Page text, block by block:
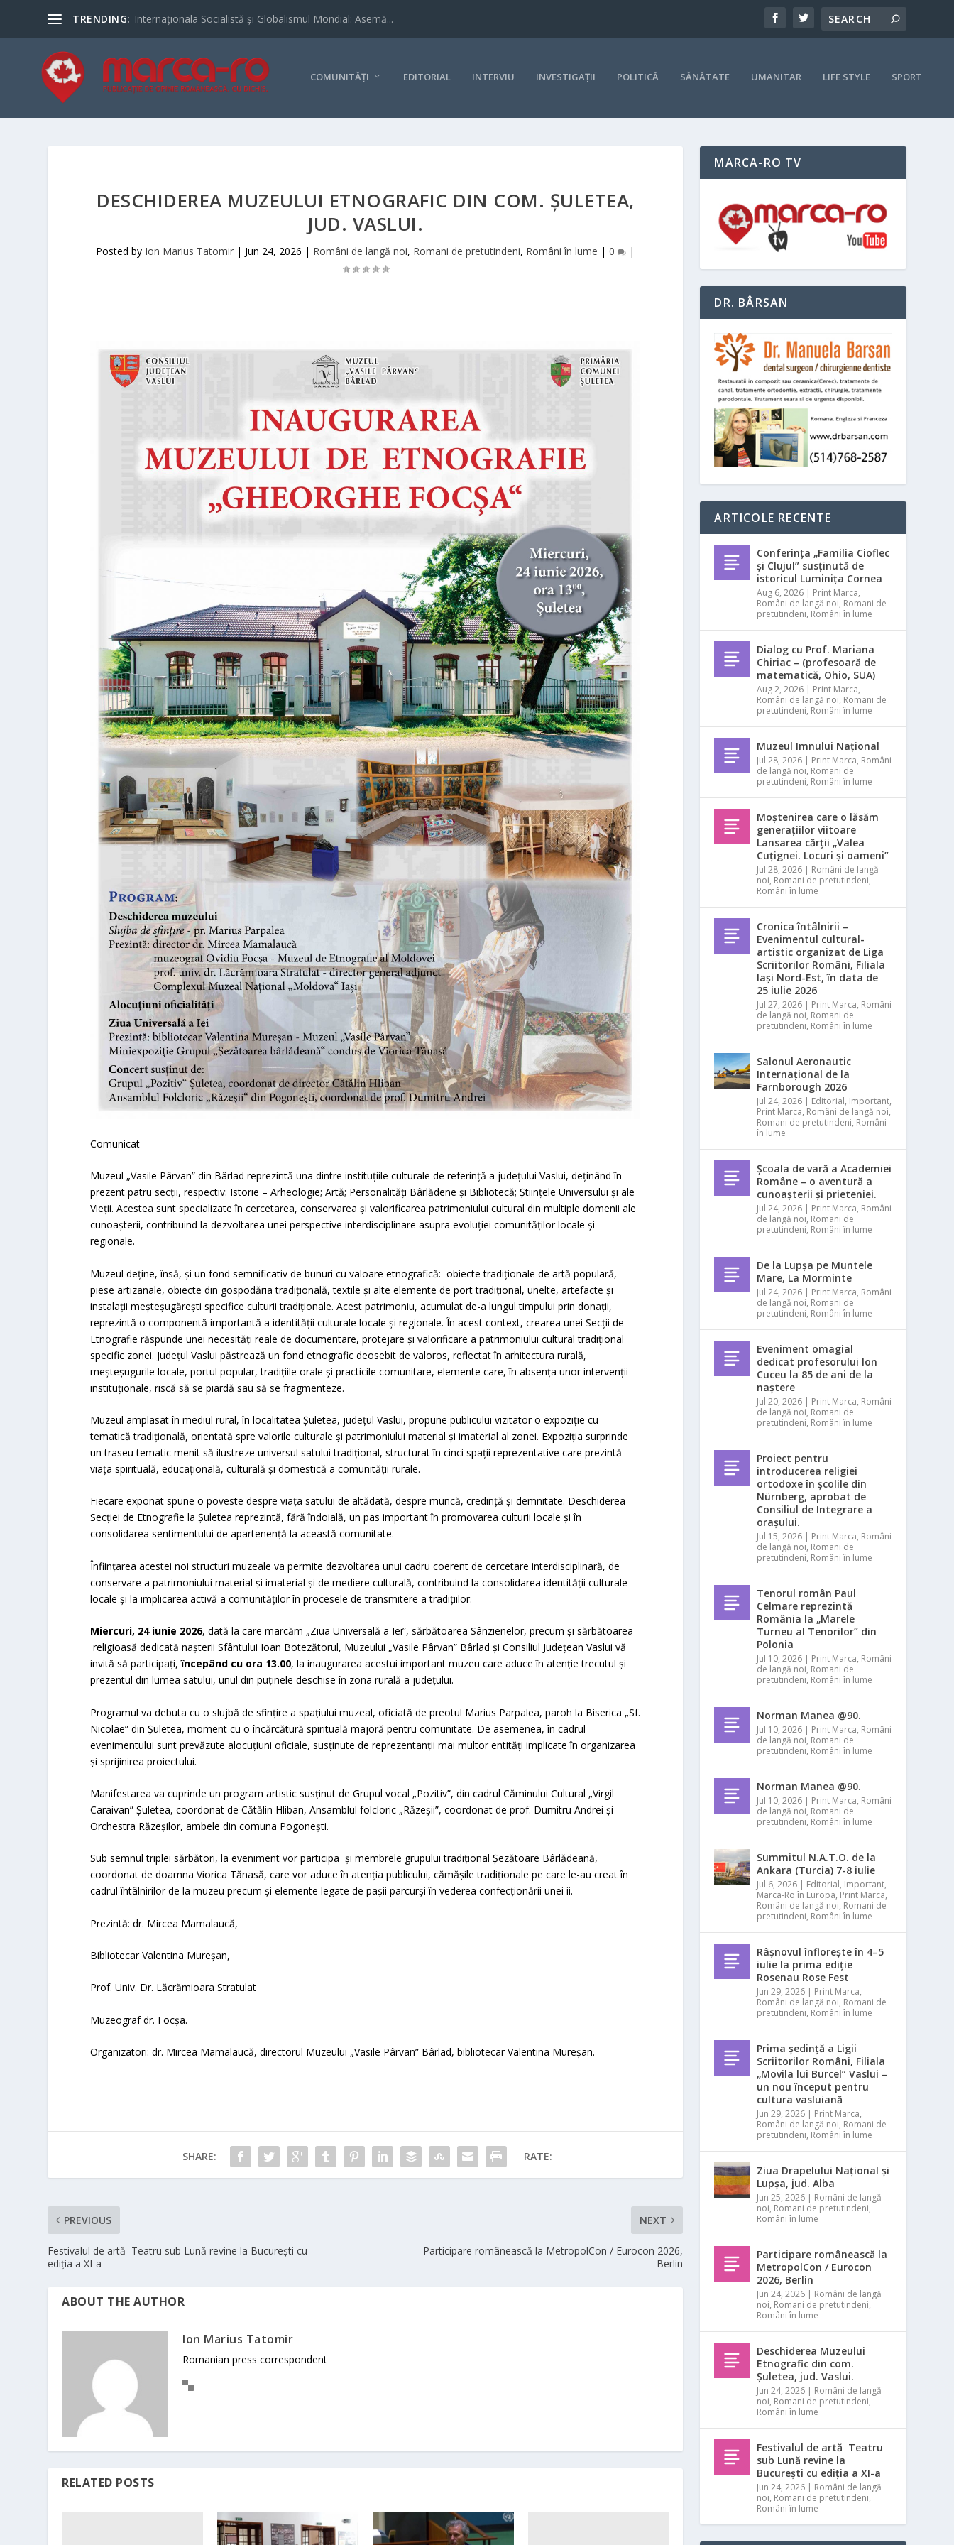
TRENDING: Internaționala Socialistă și Globalismul Mondial: Asemă...
COMUNITĂȚI EDITORIAL INTERVIU INVESTIGAȚII POLITICĂ SĂNĂTATE UMANITAR LIFE STYLE SPORT
DESCHIDEREA MUZEULUI ETNOGRAFIC DIN COM. ȘULETEA,
JUD. VASLUI.
Posted by Ion Marius Tatomir | Jun 24, 2026 | Români de langă noi, Romani de pretutindeni, Români în lume |0 |
Comunicat
Muzeul „Vasile Pârvan” din Bârlad reprezintă una dintre instituțiile culturale de referință a județului Vaslui, deținând în
prezent patru secții, respectiv: Istorie – Arheologie; Artă; Personalități Bârlădene și Bibliotecă; Științele Universului și ale
Vieții. Acestea sunt specializate în cercetarea, conservarea și valorificarea patrimoniului cultural din multiple domenii ale
cunoașterii, contribuind la dezvoltarea unei perspective interdisciplinare asupra evoluției comunităților locale și
regionale.
Muzeul deține, însă, și un fond semnificativ de bunuri cu valoare etnografică: obiecte tradiționale de artă populară,
piese artizanale, obiecte din gospodăria tradițională, textile și alte elemente de port tradițional, unelte, artefacte și
instalații meșteșugărești specifice culturii tradiționale. Acest patrimoniu, acumulat de-a lungul timpului prin donații,
reprezintă o componentă importantă a identității culturale locale și regionale. În acest context, crearea unei Secții de
Etnografie răspunde unei necesități reale de documentare, protejare și valorificare a patrimoniului cultural tradițional
specific zonei. Județul Vaslui păstrează un fond etnografic deosebit de valoros, reflectat în arhitectura rurală,
meșteșugurile locale, portul popular, tradițiile orale și practicile comunitare, elemente care, în absența unor intervenții
instituționale, riscă să se piardă sau să se fragmenteze.
Muzeul amplasat în mediul rural, în localitatea Șuletea, județul Vaslui, propune publicului vizitator o expoziție cu
tematică tradițională, orientată spre valorile culturale și patrimoniului material și imaterial al zonei. Expoziția surprinde
un traseu tematic menit să ilustreze universul satului tradițional, structurat în cinci spații reprezentative care prezintă
viața spirituală, educațională, culturală și domestică a comunității rurale.
Fiecare exponat spune o poveste despre viața satului de altădată, despre muncă, credință și demnitate. Deschiderea
Secției de Etnografie la Șuletea reprezintă, fără îndoială, un pas important în promovarea culturii locale și în
consolidarea sentimentului de apartenență la această comunitate.
Înființarea acestei noi structuri muzeale va permite dezvoltarea unui cadru coerent de cercetare interdisciplinară, de
conservare a patrimoniului material și imaterial și de mediere culturală, contribuind la consolidarea identității culturale
locale și la implicarea activă a comunităților în procesele de transmitere a tradițiilor.
Miercuri, 24 iunie 2026, dată la care marcăm „Ziua Universală a Iei”, sărbătoarea Sânzienelor, precum și sărbătoarea
religioasă dedicată nașterii Sfântului Ioan Botezătorul, Muzeului „Vasile Pârvan” Bârlad și Consiliul Județean Vaslui vă
invită să participați,începând cu ora 13.00, la inaugurarea acestui important muzeu care aduce în atenție trecutul și
prezentul din lumea satului, unul din puținele deschise în zona rurală a județului.
Programul va debuta cu o slujbă de sfințire a spațiului muzeal, oficiată de preotul Marius Parpalea, paroh la Biserica „Sf.
Nicolae” din Șuletea, moment cu o încărcătură spirituală majoră pentru comunitate. De asemenea, în cadrul
evenimentului sunt prevăzute alocuțiuni oficiale, susținute de reprezentanții mai multor entități implicate în organizarea
și sprijinirea proiectului.
Manifestarea va cuprinde un program artistic susținut de Grupul vocal „Pozitiv”, din cadrul Căminului Cultural „Virgil
Caraivan” Șuletea, coordonat de Cătălin Hliban, Ansamblul folcloric „Răzeșii”, coordonat de prof. Dumitru Andrei și
Orchestra Răzeșilor, ambele din comuna Pogonești.
Sub semnul triplei sărbători, la eveniment vor participa și membrele grupului tradițional Șezătoare Bârlădeană,
coordonat de doamna Viorica Tănasă, care vor aduce în atenția publicului, cămășile tradiționale pe care le-au creat în
cadrul întâlnirilor de la muzeu precum și elemente legate de pașii parcurși în vederea confecționării unei ii.
Prezintă: dr. Mircea Mamalaucă,
Bibliotecar Valentina Mureșan,
Prof. Univ. Dr. Lăcrămioara Stratulat
Muzeograf dr. Focșa.
Organizatori: dr. Mircea Mamalaucă, directorul Muzeului „Vasile Pârvan” Bârlad, bibliotecar Valentina Mureșan.
SHARE: RATE:
PREVIOUS
Festivalul de artă Teatru sub Lună revine la București cu
ediția a XI-a
NEXT
Participare românească la MetropolCon / Eurocon 2026,
Berlin
ABOUT THE AUTHOR
Ion Marius Tatomir
Romanian press correspondent
RELATED POSTS
MARCA-RO TV
DR. BÂRSAN
ARTICOLE RECENTE
Conferința „Familia Cioflec
și Clujul” susținută de
istoricul Luminița Cornea
Aug 6, 2026 | Print Marca,
Români de langă noi, Romani de
pretutindeni, Români în lume
Dialog cu Prof. Mariana
Chiriac – (profesoară de
matematică, Ohio, SUA)
Aug 2, 2026 | Print Marca,
Români de langă noi, Romani de
pretutindeni, Români în lume
Muzeul Imnului Național
Jul 28, 2026 | Print Marca, Români
de langă noi, Romani de
pretutindeni, Români în lume
Moștenirea care o lăsăm
generațiilor viitoare
Lansarea cărții „Valea
Cuțignei. Locuri și oameni”
Jul 28, 2026 | Români de langă
noi, Romani de pretutindeni,
Români în lume
Cronica întâlnirii –
Evenimentul cultural-
artistic organizat de Liga
Scriitorilor Români, Filiala
Iași Nord-Est, în data de
25 iulie 2026
Jul 27, 2026 | Print Marca, Români
de langă noi, Romani de
pretutindeni, Români în lume
Salonul Aeronautic
Internațional de la
Farnborough 2026
Jul 24, 2026 | Editorial, Important,
Print Marca, Români de langă noi,
Romani de pretutindeni, Români
în lume
Școala de vară a Academiei
Române – o aventură a
cunoașterii și prieteniei.
Jul 24, 2026 | Print Marca, Români
de langă noi, Romani de
pretutindeni, Români în lume
De la Lupșa pe Muntele
Mare, La Morminte
Jul 24, 2026 | Print Marca, Români
de langă noi, Romani de
pretutindeni, Români în lume
Eveniment omagial
dedicat profesorului Ion
Cuceu la 85 de ani de la
naștere
Jul 20, 2026 | Print Marca, Români
de langă noi, Romani de
pretutindeni, Români în lume
Proiect pentru
introducerea religiei
ortodoxe în școlile din
Nürnberg, aprobat de
Consiliul de Integrare a
orașului.
Jul 15, 2026 | Print Marca, Români
de langă noi, Romani de
pretutindeni, Români în lume
Tenorul român Paul
Celmare reprezintă
România la „Marele
Turneu al Tenorilor” din
Polonia
Jul 10, 2026 | Print Marca, Români
de langă noi, Romani de
pretutindeni, Români în lume
Norman Manea @90.
Jul 10, 2026 | Print Marca, Români
de langă noi, Romani de
pretutindeni, Români în lume
Norman Manea @90.
Jul 10, 2026 | Print Marca, Români
de langă noi, Romani de
pretutindeni, Români în lume
Summitul N.A.T.O. de la
Ankara (Turcia) 7-8 iulie
Jul 6, 2026 | Editorial, Important,
Marca-Ro în Europa, Print Marca,
Români de langă noi, Romani de
pretutindeni, Români în lume
Râșnovul înflorește în 4–5
iulie la prima ediție
Rosenau Rose Fest
Jun 29, 2026 | Print Marca,
Români de langă noi, Romani de
pretutindeni, Români în lume
Prima ședință a Ligii
Scriitorilor Români, Filiala
„Movila lui Burcel” Vaslui –
un nou început pentru
cultura vasluiană
Jun 29, 2026 | Print Marca,
Români de langă noi, Romani de
pretutindeni, Români în lume
Ziua Drapelului Național și
Lupșa, jud. Alba
Jun 25, 2026 | Români de langă
noi, Romani de pretutindeni,
Români în lume
Participare românească la
MetropolCon / Eurocon
2026, Berlin
Jun 24, 2026 | Români de langă
noi, Romani de pretutindeni,
Români în lume
Deschiderea Muzeului
Etnografic din com.
Șuletea, jud. Vaslui.
Jun 24, 2026 | Români de langă
noi, Romani de pretutindeni,
Români în lume
Festivalul de artă Teatru
sub Lună revine la
București cu ediția a XI-a
Jun 24, 2026 | Români de langă
noi, Romani de pretutindeni,
Români în lume